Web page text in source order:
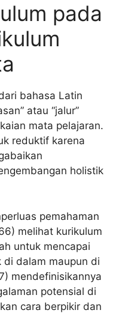
pada
bahasa Latin
atau “jalur”
mata pelajaran.
reduktif karena
holistik
pemahaman
melihat kurikulum
untuk mencapai
di dalam maupun di
mendefinisikannya
potensial di
cara berpikir dan